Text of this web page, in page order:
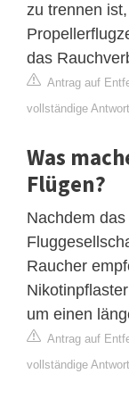
zu trennen
das
Antrag auf
vollständige
Was
Flügen?
Nachdem
Raucher
um einen
Antrag auf
vollständige